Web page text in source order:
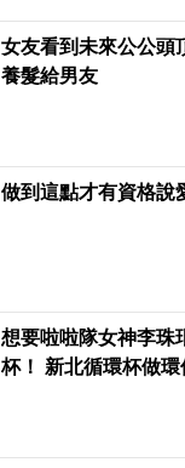
女友看到未來公公頭
養髮給男友
做到這點才有資格說
想要啦啦隊女神李珠
杯！ 新北循環杯做